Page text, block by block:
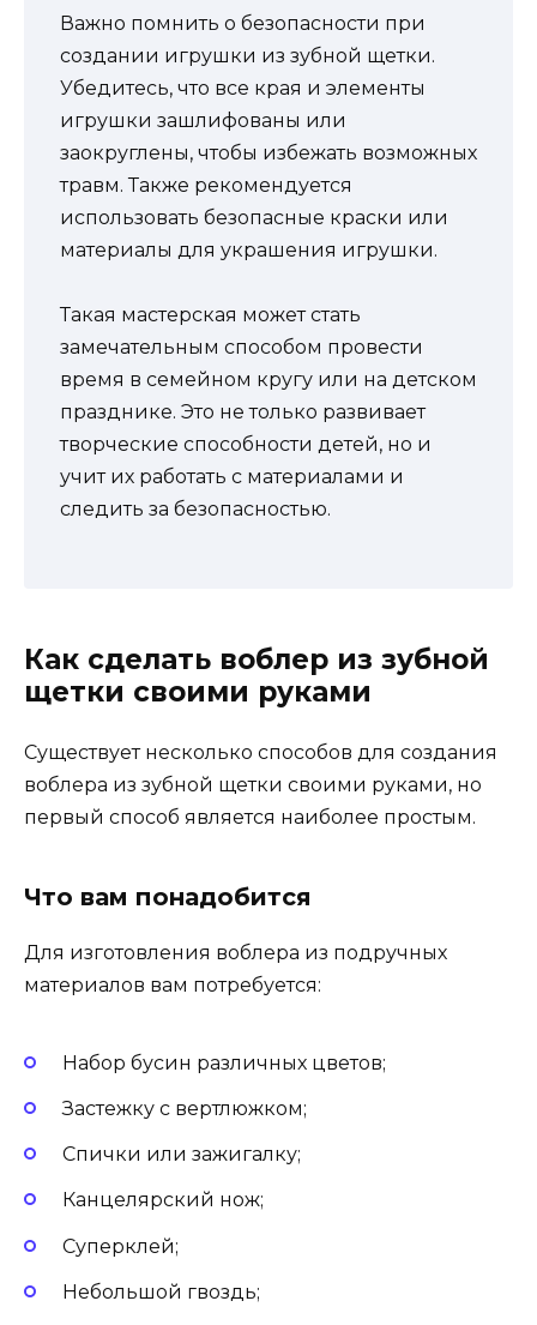
Важно помнить о безопасности при
создании игрушки из зубной щетки.
Убедитесь, что все края и элементы
игрушки зашлифованы или
заокруглены, чтобы избежать возможных
травм. Также рекомендуется
использовать безопасные краски или
материалы для украшения игрушки.
Такая мастерская может стать
замечательным способом провести
время в семейном кругу или на детском
празднике. Это не только развивает
творческие способности детей, но и
учит их работать с материалами и
следить за безопасностью.
Как сделать воблер из зубной
щетки своими руками
Существует несколько способов для создания
воблера из зубной щетки своими руками, но
первый способ является наиболее простым.
Что вам понадобится
Для изготовления воблера из подручных
материалов вам потребуется:
Набор бусин различных цветов;
Застежку с вертлюжком;
Спички или зажигалку;
Канцелярский нож;
Суперклей;
Небольшой гвоздь;